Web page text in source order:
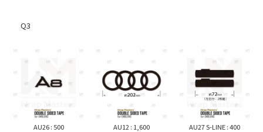
Q3
AU26 : 500 AU12 : 1,600 AU27 S-LINE : 400